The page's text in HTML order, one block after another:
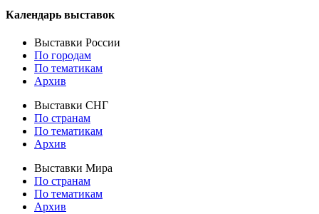
Календарь выставок
Выставки России
По городам
По тематикам
Архив
Выставки СНГ
По странам
По тематикам
Архив
Выставки Мира
По странам
По тематикам
Архив